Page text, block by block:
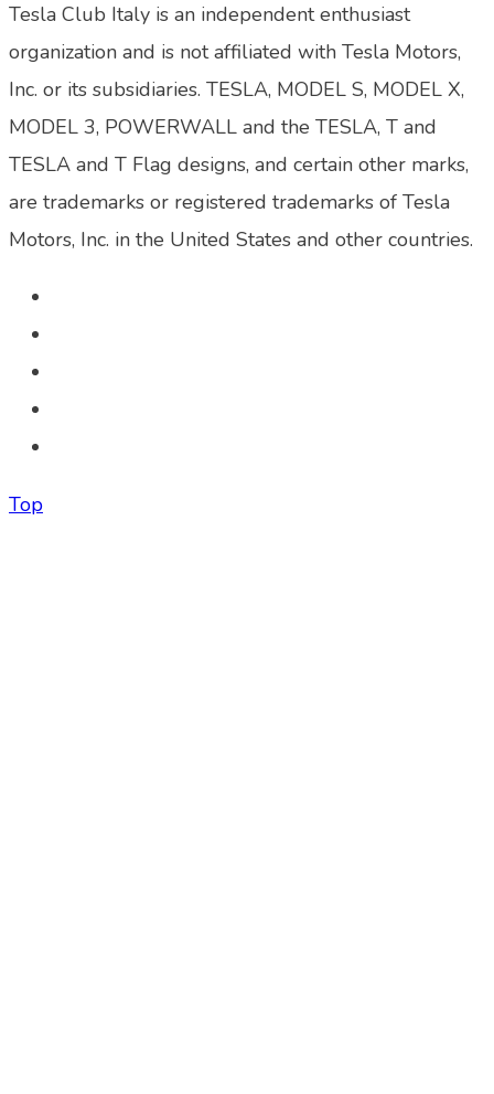
Tesla Club Italy is an independent enthusiast
organization and is not affiliated with Tesla Motors,
Inc. or its subsidiaries. TESLA, MODEL S, MODEL X,
MODEL 3, POWERWALL and the TESLA, T and
TESLA and T Flag designs, and certain other marks,
are trademarks or registered trademarks of Tesla
Motors, Inc. in the United States and other countries.
Top